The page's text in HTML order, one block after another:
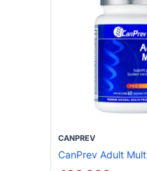
CANPREV
CanPrev Adult